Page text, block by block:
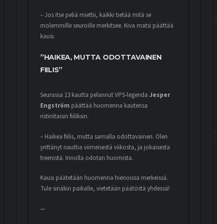
– Jos itse peliä miettii, kaikki tietää mitä se
molemmille seuroille merkitsee. Kiva matsi päättää
kausi.
”HAIKEA, MUTTA ODOTTAVAINEN
FIILIS”
Seurassa 13 kautta pelannut VPS-legenda Jesper
Engström päättää huomenna kautensa
ristiriitaisin fiiliksin.
– Haikea fiilis, mutta samalla odottavainen. Olen
yrittänyt nauttia viimeisestä viikosta, ja jokaisesta
treenistä. Innolla odotan huomista.
Kausi päätetään huomenna hienoissa merkeissä.
Tule sinäkin paikalle, vietetään päätöstä yhdessä!
—